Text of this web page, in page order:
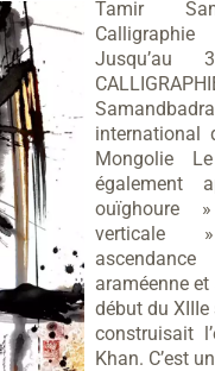
Tamir
international
Mongolie
également
ouïghoure
verticale
araméenne et
début du
construisait
Khan. C’est